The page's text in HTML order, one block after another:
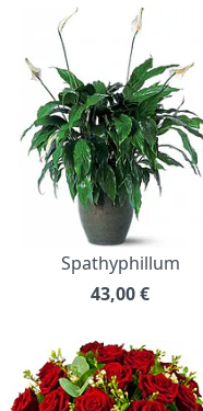
Spathyphillum
43,00€